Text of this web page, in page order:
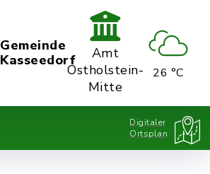
Gemeinde
Kasseedorf
Amt
Ostholstein-
Mitte
26 °C
Digitaler
Ortsplan